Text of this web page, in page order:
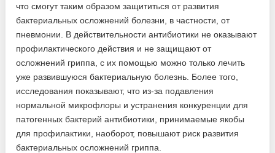
что смогут таким образом защититься от развития
бактериальных осложнений болезни, в частности, от
пневмонии. В действительности антибиотики не оказывают
профилактического действия и не защищают от
осложнений гриппа, с их помощью можно только лечить
уже развившуюся бактериальную болезнь. Более того,
исследования показывают, что из-за подавления
нормальной микрофлоры и устранения конкуренции для
патогенных бактерий антибиотики, принимаемые якобы
для профилактики, наоборот, повышают риск развития
бактериальных осложнений гриппа.